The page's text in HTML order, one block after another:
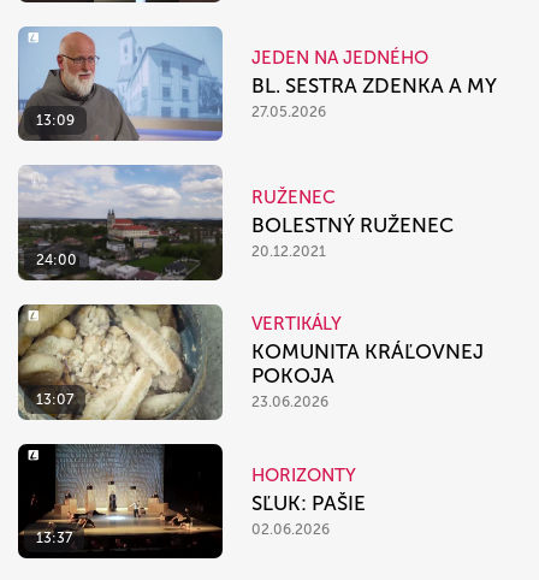
13:09
JEDEN NA JEDNÉHO
BL. SESTRA ZDENKA A MY
27.05.2026
24:00
RUŽENEC
BOLESTNÝ RUŽENEC
20.12.2021
13:07
VERTIKÁLY
KOMUNITA KRÁĽOVNEJ
POKOJA
23.06.2026
13:37
HORIZONTY
SĽUK: PAŠIE
02.06.2026